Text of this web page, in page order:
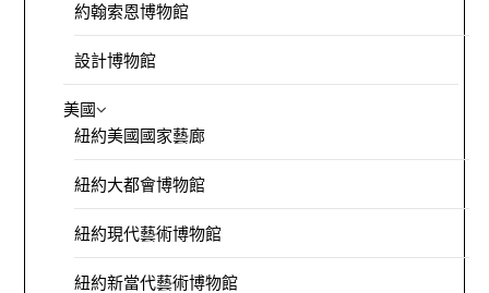
約翰索恩博物館
設計博物館
美國
紐約美國國家藝廊
紐約大都會博物館
紐約現代藝術博物館
紐約新當代藝術博物館